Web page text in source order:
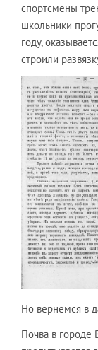
спортсмены
школьники
году,
строили
Но вернемся в
Почва в городе